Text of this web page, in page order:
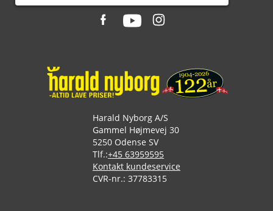
Harald Nyborg A/S
Gammel Højmevej 30
5250 Odense SV
Tlf.:+45 63959595
Kontakt kundeservice
CVR-nr.: 37783315